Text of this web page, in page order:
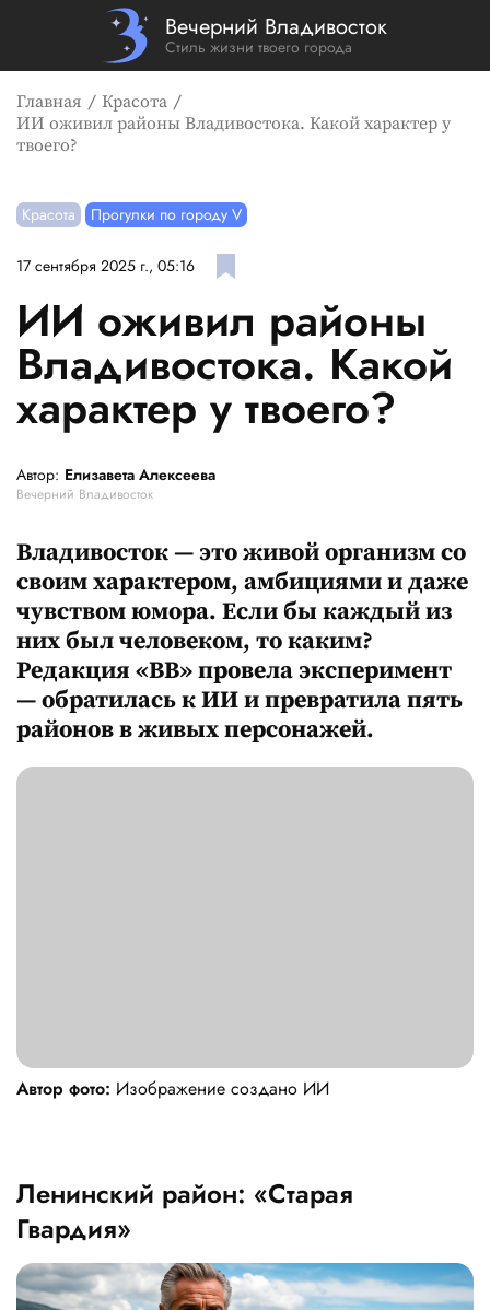
Вечерний Владивосток
Стиль жизни твоего города
Главная
Красота
ИИ оживил районы Владивостока. Какой характер у
твоего?
Красота Прогулки по городу V
17 сентября 2025 г., 05:16
ИИ оживил районы
Владивостока. Какой
характер у твоего?
Автор: Елизавета Алексеева
Вечерний Владивосток
Владивосток — это живой организм со
своим характером, амбициями и даже
чувством юмора. Если бы каждый из
них был человеком, то каким?
Редакция «ВВ» провела эксперимент
— обратилась к ИИ и превратила пять
районов в живых персонажей.
Автор фото: Изображение создано ИИ
Ленинский район: «Старая
Гвардия»